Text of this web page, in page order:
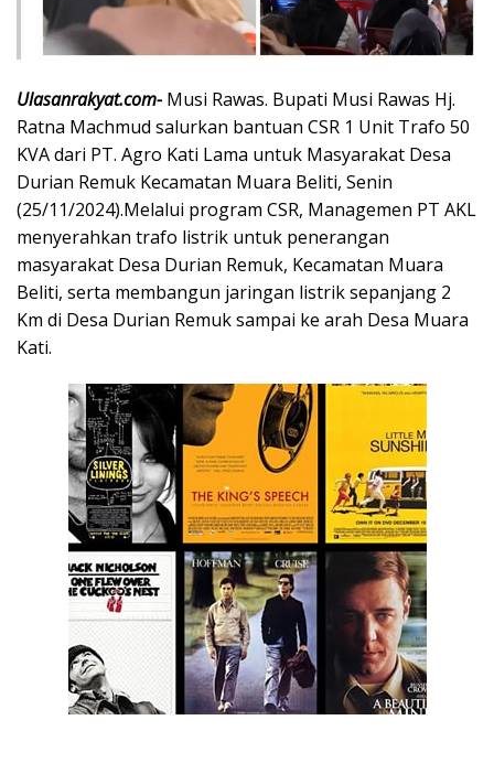
Ulasanrakyat.com- Musi Rawas. Bupati Musi Rawas Hj.
Ratna Machmud salurkan bantuan CSR 1 Unit Trafo 50
KVA dari PT. Agro Kati Lama untuk Masyarakat Desa
Durian Remuk Kecamatan Muara Beliti, Senin
(25/11/2024).Melalui program CSR, Managemen PT AKL
menyerahkan trafo listrik untuk penerangan
masyarakat Desa Durian Remuk, Kecamatan Muara
Beliti, serta membangun jaringan listrik sepanjang 2
Km di Desa Durian Remuk sampai ke arah Desa Muara
Kati.